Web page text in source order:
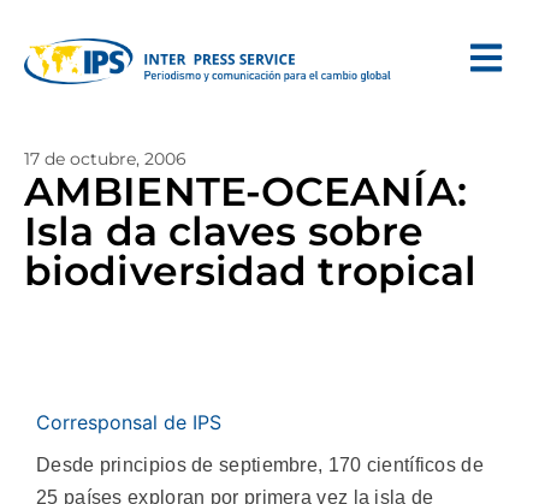
17 de octubre, 2006
AMBIENTE-OCEANÍA:
Isla da claves sobre
biodiversidad tropical
Corresponsal de IPS
Desde principios de septiembre, 170 científicos de
25 países exploran por primera vez la isla de